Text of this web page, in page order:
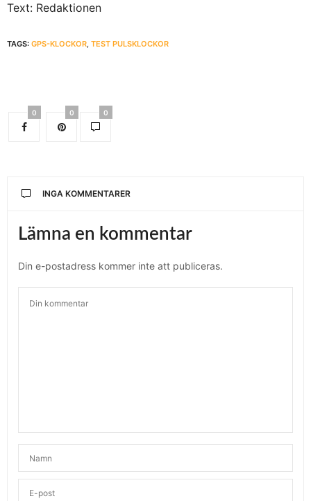
Text: Redaktionen
TAGS: GPS-KLOCKOR, TEST PULSKLOCKOR
0 0 0
INGA KOMMENTARER
Lämna en kommentar
Din e-postadress kommer inte att publiceras.